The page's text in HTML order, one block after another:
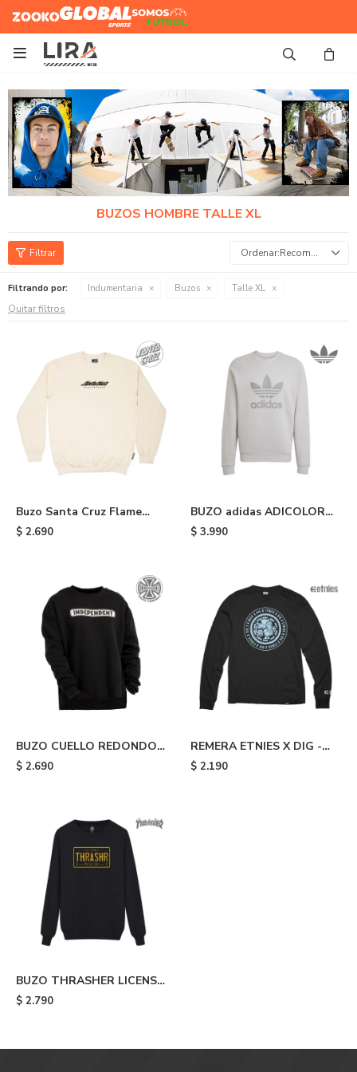
Zooko Global Sports
Somos
Futbol

BUZOS HOMBRE TALLE XL
Recomendados
Filtrando por: Indumentaria Buzos Talle XL
Quitar filtros
Buzo Santa Cruz Flame
Strip - White
$ 2.690
BUZO adidas ADICOLOR
CLASSICS TRIFOLIO - Grey
$ 3.990
BUZO CUELLO REDONDO -
Negro
$ 2.690
REMERA ETNIES X DIG -
Black
$ 2.190
BUZO THRASHER LICENSE
PLACE - Black
$ 2.790